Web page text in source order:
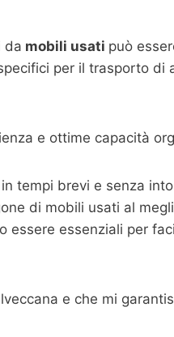
da mobili usati può
per il trasporto di
e ottime capacità
tempi brevi e senza
di mobili usati al
essenziali per
e che mi